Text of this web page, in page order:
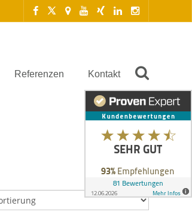
Referenzen Kontakt